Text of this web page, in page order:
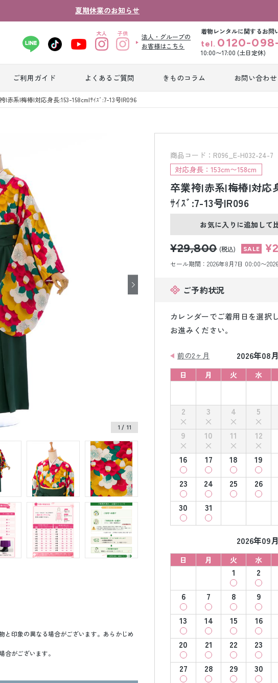
夏期休業のお知らせ
法人・グループの
お客様はこちら
着物レンタルに関するお問
tel. 0120-
10:00〜17:00 (土日定休)
ご利用ガイド よくあるご質問 きものコラム お問い合わせ
レンタル
卒業式袴レンタ
ル
産着レンタル
ニア着物レ
ル
タル
礼装レンタ
色打掛&紋付袴
レンタル
物販売品
|赤系|梅椿|対応身長:153-158cm|ｻｲｽﾞ:7-13号|R096
商品コード：R096_E-H032-24-7
対応身長：153cm〜158cm
卒業袴|赤系|梅椿|対応
ｻｲｽﾞ:7-13号|R096
お気に入りに追加して
¥29,800 (税込)
セール期間：2026年8月7日 00:00〜
ご予約状況
カレンダーでご着用日を選択
お進みください。
前の2ヶ月 2026年08月
日
月 火 水
2
3 4 5
9
10 11 12
16
17 18 19
23
24 25 26
30
31
2026年09月
日 月 火 水
1 2
6
7 8 9
13
14 15 16
20
21 22 23
27
28 29 30
1 / 11
と印象の異なる場合がございます。あらかじめ
合がございます。